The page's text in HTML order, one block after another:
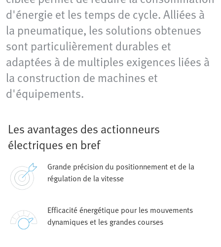
d'énergie et les temps de cycle. Alliées à
la pneumatique, les solutions obtenues
sont particulièrement durables et
adaptées à de multiples exigences liées à
la construction de machines et
d'équipements.
Les avantages des actionneurs
électriques en bref
Grande précision du positionnement et de la
régulation de la vitesse
Efficacité énergétique pour les mouvements
dynamiques et les grandes courses